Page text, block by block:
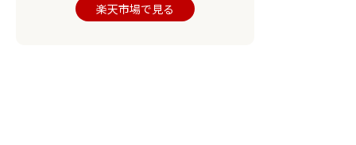
楽天市場で見る